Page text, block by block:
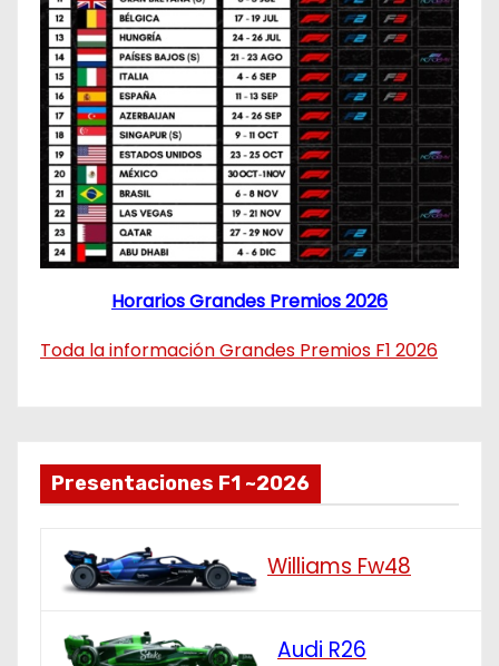
Horarios Grandes Premios 2026
Toda la información Grandes Premios F1 2026
Presentaciones F1 ~2026
Williams Fw48
Audi R26